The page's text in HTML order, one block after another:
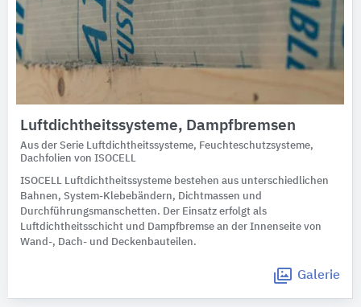
Luftdichtheitssysteme, Dampfbremsen
Aus der Serie Luftdichtheitssysteme, Feuchteschutzsysteme,
Dachfolien von ISOCELL
ISOCELL Luftdichtheitssysteme bestehen aus unterschiedlichen
Bahnen, System-Klebebändern, Dichtmassen und
Durchführungsmanschetten. Der Einsatz erfolgt als
Luftdichtheitsschicht und Dampfbremse an der Innenseite von
Wand-, Dach- und Deckenbauteilen.
Galerie